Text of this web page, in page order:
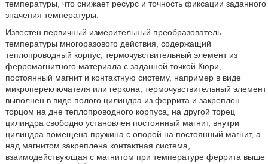
температуры, что снижает ресурс и точность фиксации заданного
значения температуры.
Известен первичный измерительный преобразователь
температуры многоразового действия, содержащий
теплопроводный корпус, термочувствительный элемент из
ферромагнитного материала с заданной точкой Кюри,
постоянный магнит и контактную систему, например в виде
микропереключателя или геркона, термочувствительный элемент
выполнен в виде полого цилиндра из феррита и закреплен
торцом на дне теплопроводного корпуса, на другой торец
цилиндра свободно установлен постоянный магнит, внутри
цилиндра помещена пружина с опорой на постоянный магнит, а
над магнитом закреплена контактная система,
взаимодействующая с магнитом при температуре феррита выше